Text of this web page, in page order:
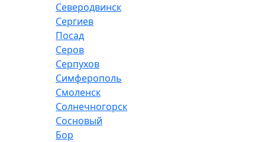
Северодвинск
Сергиев
Посад
Серов
Серпухов
Симферополь
Смоленск
Солнечногорск
Сосновый
Бор